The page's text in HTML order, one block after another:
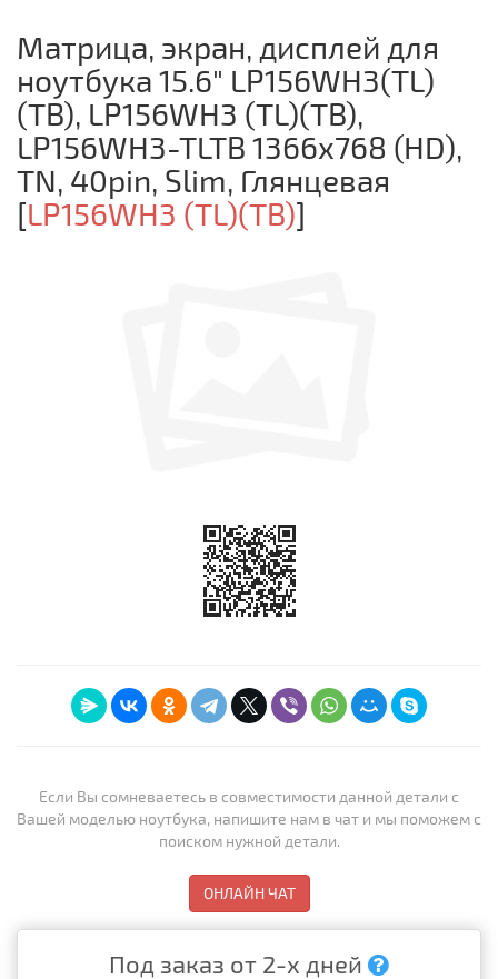
Матрица, экран, дисплей для
ноутбука 15.6" LP156WH3(TL)
(TB), LP156WH3 (TL)(TB),
LP156WH3-TLTB 1366x768 (HD),
TN, 40pin, Slim, Глянцевая
[LP156WH3 (TL)(TB)]
Если Вы сомневаетесь в совместимости данной детали с
Вашей моделью ноутбука, напишите нам в чат и мы поможем с
поиском нужной детали.
ОНЛАЙН ЧАТ
Под заказ от 2-х дней